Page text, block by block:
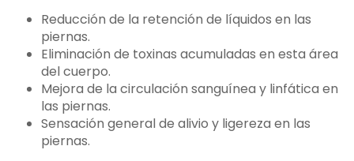
Reducción de la retención de líquidos en las
piernas.
Eliminación de toxinas acumuladas en esta área
del cuerpo.
Mejora de la circulación sanguínea y linfática en
las piernas.
Sensación general de alivio y ligereza en las
piernas.